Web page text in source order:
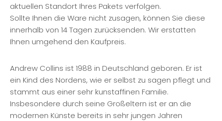
aktuellen Standort Ihres Pakets verfolgen.
Sollte Ihnen die Ware nicht zusagen, können Sie diese
innerhalb von 14 Tagen zurücksenden. Wir erstatten
Ihnen umgehend den Kaufpreis.
Andrew Collins ist 1988 in Deutschland geboren. Er ist
ein Kind des Nordens, wie er selbst zu sagen pflegt und
stammt aus einer sehr kunstaffinen Familie.
Insbesondere durch seine Großeltern ist er an die
modernen Künste bereits in sehr jungen Jahren